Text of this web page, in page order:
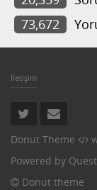
73,672
İletişim
Donut Theme
Powered by
Donut theme